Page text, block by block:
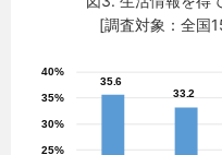
[調査対象：全国